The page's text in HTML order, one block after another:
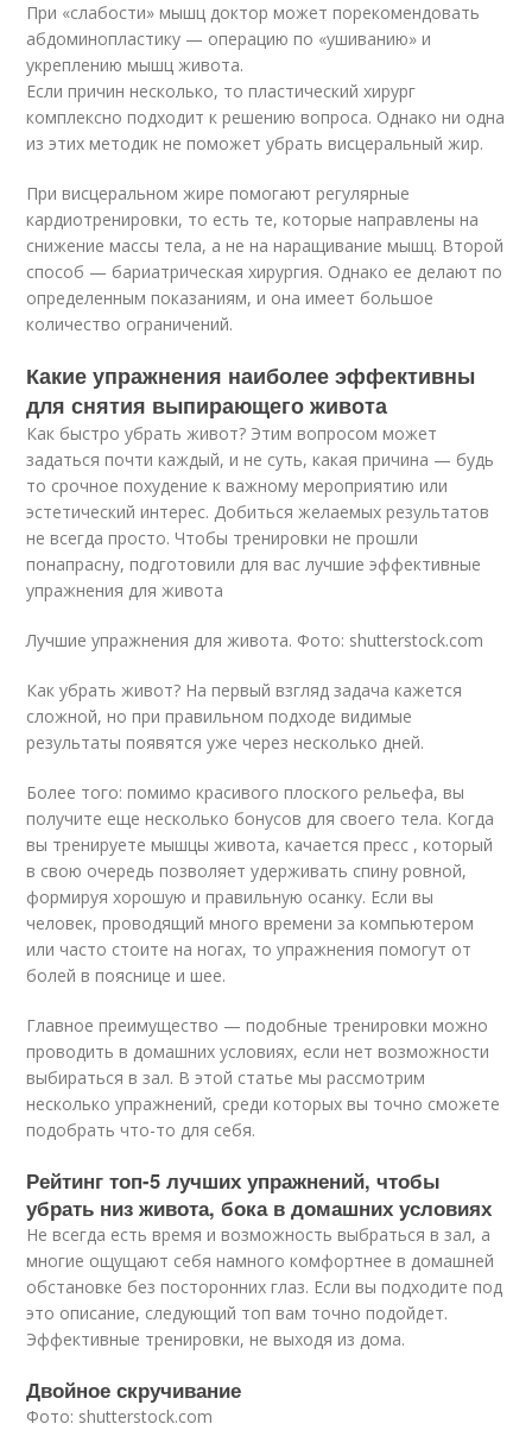
При «слабости» мышц доктор может порекомендовать
абдоминопластику — операцию по «ушиванию» и
укреплению мышц живота.
Если причин несколько, то пластический хирург
комплексно подходит к решению вопроса. Однако ни одна
из этих методик не поможет убрать висцеральный жир.
При висцеральном жире помогают регулярные
кардиотренировки, то есть те, которые направлены на
снижение массы тела, а не на наращивание мышц. Второй
способ — бариатрическая хирургия. Однако ее делают по
определенным показаниям, и она имеет большое
количество ограничений.
Какие упражнения наиболее эффективны
для снятия выпирающего живота
Как быстро убрать живот? Этим вопросом может
задаться почти каждый, и не суть, какая причина — будь
то срочное похудение к важному мероприятию или
эстетический интерес. Добиться желаемых результатов
не всегда просто. Чтобы тренировки не прошли
понапрасну, подготовили для вас лучшие эффективные
упражнения для живота
Лучшие упражнения для живота. Фото: shutterstock.com
Как убрать живот? На первый взгляд задача кажется
сложной, но при правильном подходе видимые
результаты появятся уже через несколько дней.
Более того: помимо красивого плоского рельефа, вы
получите еще несколько бонусов для своего тела. Когда
вы тренируете мышцы живота, качается пресс , который
в свою очередь позволяет удерживать спину ровной,
формируя хорошую и правильную осанку. Если вы
человек, проводящий много времени за компьютером
или часто стоите на ногах, то упражнения помогут от
болей в пояснице и шее.
Главное преимущество — подобные тренировки можно
проводить в домашних условиях, если нет возможности
выбираться в зал. В этой статье мы рассмотрим
несколько упражнений, среди которых вы точно сможете
подобрать что-то для себя.
Рейтинг топ-5 лучших упражнений, чтобы
убрать низ живота, бока в домашних условиях
Не всегда есть время и возможность выбраться в зал, а
многие ощущают себя намного комфортнее в домашней
обстановке без посторонних глаз. Если вы подходите под
это описание, следующий топ вам точно подойдет.
Эффективные тренировки, не выходя из дома.
Двойное скручивание
Фото: shutterstock.com